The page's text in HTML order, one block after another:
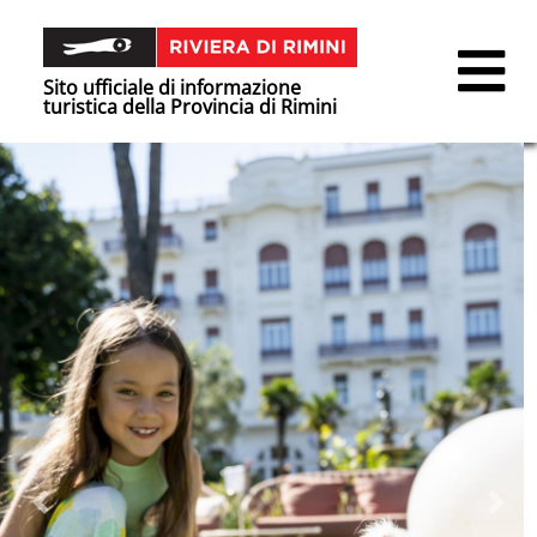
Sito ufficiale di informazione
turistica della Provincia di Rimini
Precedente